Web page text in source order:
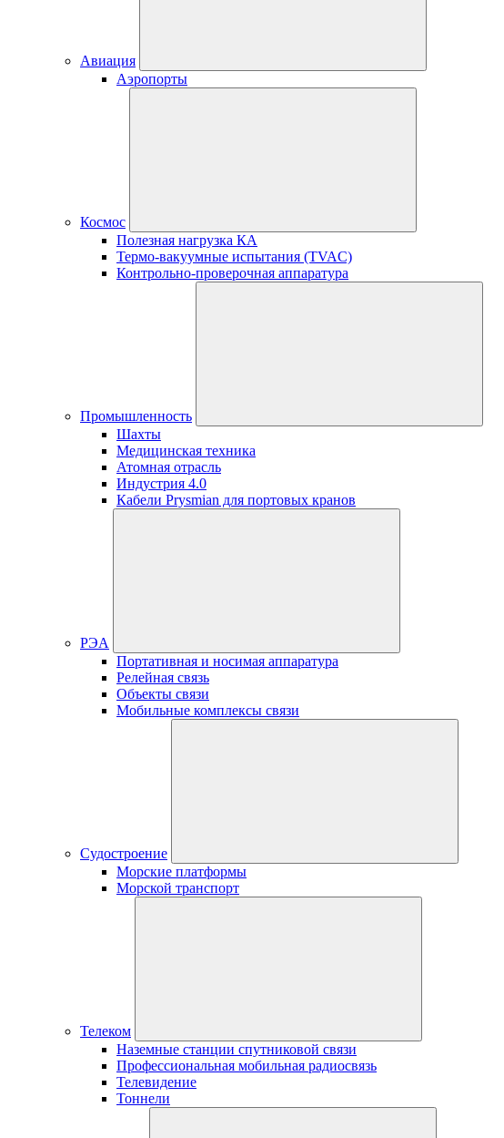
Авиация
Аэропорты
Космос
Полезная нагрузка КА
Термо-вакуумные испытания (TVAC)
Контрольно-проверочная аппаратура
Промышленность
Шахты
Медицинская техника
Атомная отрасль
Индустрия 4.0
Кабели Prysmian для портовых кранов
РЭА
Портативная и носимая аппаратура
Релейная связь
Объекты связи
Мобильные комплексы связи
Судостроение
Морские платформы
Морской транспорт
Телеком
Наземные станции спутниковой связи
Профессиональная мобильная радиосвязь
Телевидение
Тоннели